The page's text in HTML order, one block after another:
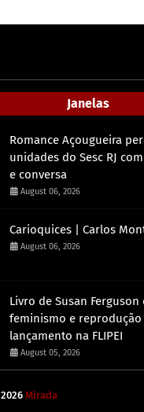
Janelas
Romance Açougueira
unidades do Sesc RJ
e conversa
August 06, 2026
Carioquices | Carlos
August 06, 2026
Livro de Susan
feminismo e reprodução
lançamento na FLIPEI
August 05, 2026
2026 Mirada